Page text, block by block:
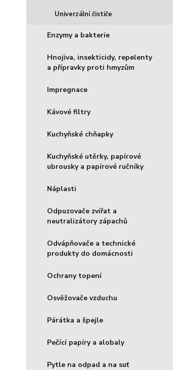
Univerzální čističe
Enzymy a bakterie
Hnojiva, insekticidy, repelenty
a přípravky proti hmyzům
Impregnace
Kávové filtry
Kuchyňské chňapky
Kuchyňské utěrky, papírové
ubrousky a papírové ručníky
Náplasti
Odpuzovače zvířat a
neutralizátory zápachů
Odvápňovače a technické
produkty do domácnosti
Ochrany topení
Osvěžovače vzduchu
Párátka a špejle
Pečící papíry a alobaly
Pytle na odpad a na suť